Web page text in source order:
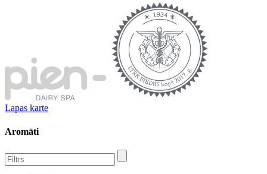
Lapas karte
Aromāti